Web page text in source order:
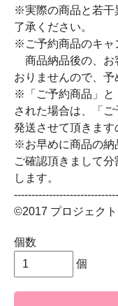
※実際の商品と若干
了承ください。
※ご予約商品のキャ
商品納品後の、お
おりませんので、予
※「ご予約商品」と
された場合は、「
発送させて頂きます
※お早めに商品の納
ご確認頂きまして
します。
©2017 プロジェク
個数
個